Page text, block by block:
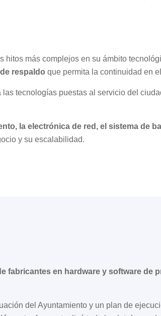
hitos más complejos en su ámbito
respaldo que permita la continuidad en
las tecnologías puestas al servicio del
la electrónica de red, el sistema de
y su escalabilidad.
fabricantes en hardware y software de
del Ayuntamiento y un plan de